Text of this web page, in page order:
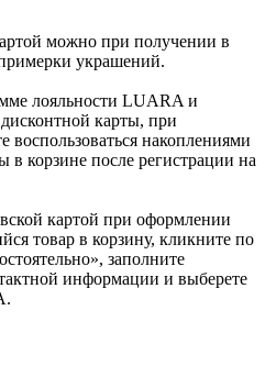
можно при получении в
украшений.
лояльности LUARA и
карты, при
воспользоваться накоплениями
корзине после регистрации на
картой при оформлении
товар в корзину, кликните по
заполните
информации и выберете